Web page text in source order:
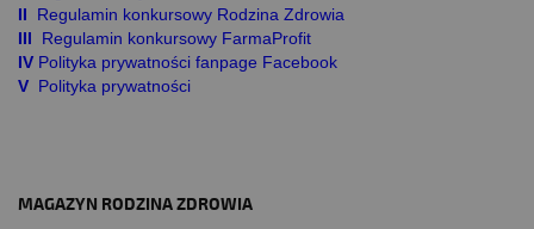
II
Regulamin konkursowy Rodzina Zdrowia
III
Regulamin konkursowy FarmaProfit
IV Polityka prywatności fanpage Facebook
V Polityka prywatności
MAGAZYN RODZINA ZDROWIA